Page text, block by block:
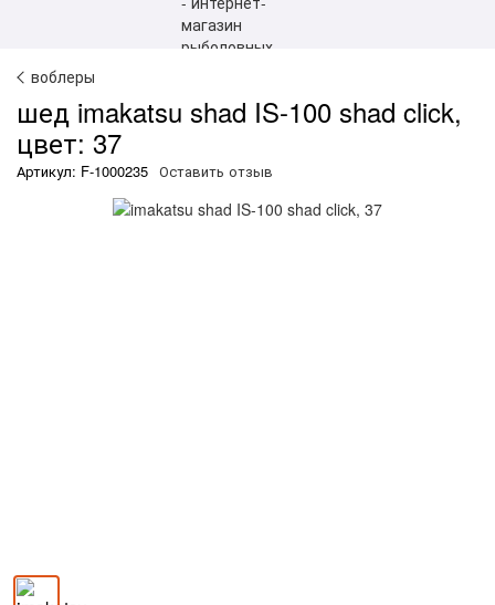
воблеры
шед imakatsu shad IS-100 shad click,
цвет: 37
Артикул: F-1000235 Оставить отзыв